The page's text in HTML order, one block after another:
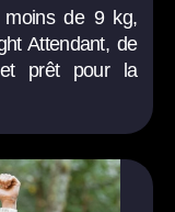
moins de 9 kg,
Attendant, de
prêt pour la